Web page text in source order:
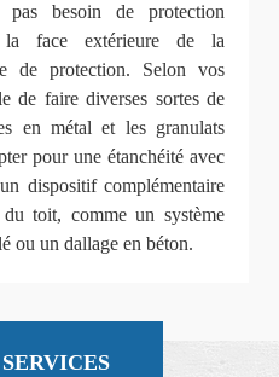
pas besoin de protection
la face extérieure de la
de protection. Selon vos
de faire diverses sortes de
en métal et les granulats
pour une étanchéité avec
dispositif complémentaire
du toit, comme un système
ou un dallage en béton.